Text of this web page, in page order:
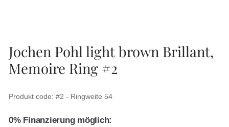
Jochen Pohl light brown Brillant,
Memoire Ring #2
Produkt code: #2 - Ringweite 54
0% Finanzierung möglich: